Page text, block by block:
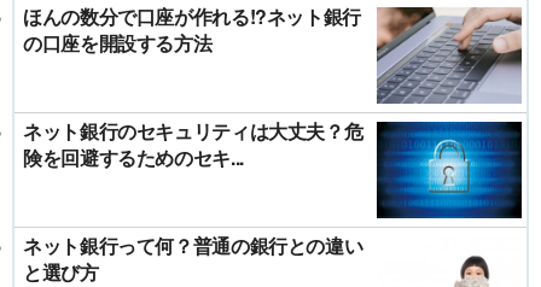
ほんの数分で口座が作れる!?ネット銀行
の口座を開設する方法
ネット銀行のセキュリティは大丈夫？危
険を回避するためのセキ...
ネット銀行って何？普通の銀行との違い
と選び方